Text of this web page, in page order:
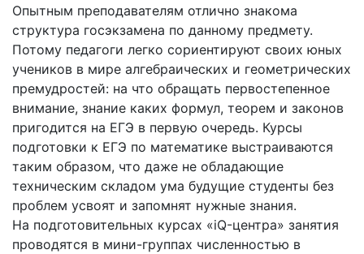
Опытным преподавателям отлично знакома
структура госэкзамена по данному предмету.
Потому педагоги легко сориентируют своих юных
учеников в мире алгебраических и геометрических
премудростей: на что обращать первостепенное
внимание, знание каких формул, теорем и законов
пригодится на ЕГЭ в первую очередь. Курсы
подготовки к ЕГЭ по математике выстраиваются
таким образом, что даже не обладающие
техническим складом ума будущие студенты без
проблем усвоят и запомнят нужные знания.
На подготовительных курсах «iQ-центра» занятия
проводятся в мини-группах численностью в